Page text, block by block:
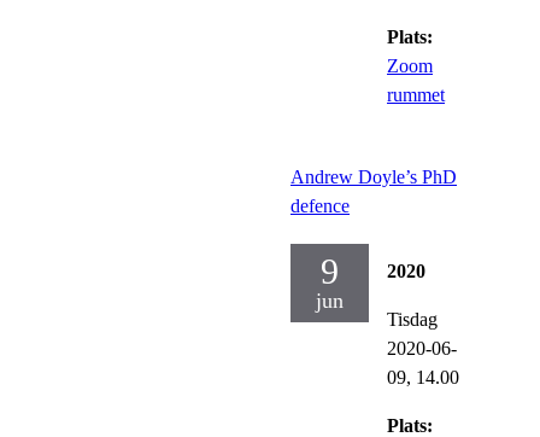
Plats:
Zoom
rummet
Andrew Doyle’s PhD
defence
9
jun
2020
Tisdag
2020-06-
09, 14.00
Plats: